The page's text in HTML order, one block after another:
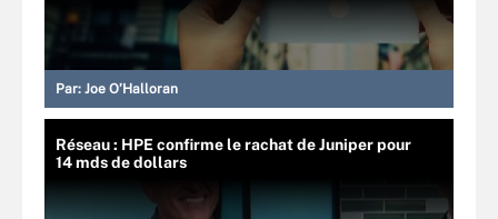
Par: Joe O’Halloran
Réseau : HPE confirme le rachat de Juniper pour
14 mds de dollars